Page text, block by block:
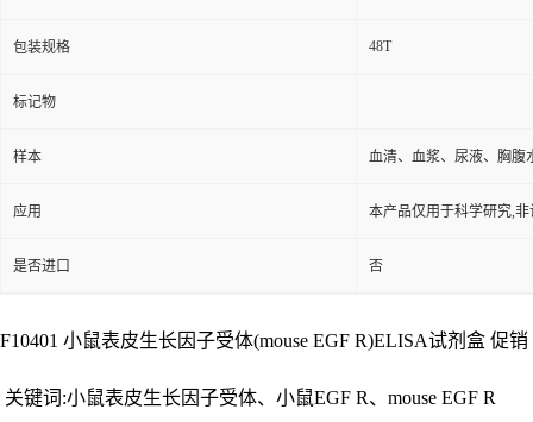
包装规格 48T
标记物
样本 血清、血浆、尿液、胸腹
应用 本产品仅用于科学研究,
是否进口 否
F10401 小鼠表皮生长因子受体(mouse EGF R)ELISA试剂盒 促销
关键词:小鼠表皮生长因子受体、小鼠EGF R、mouse EGF R